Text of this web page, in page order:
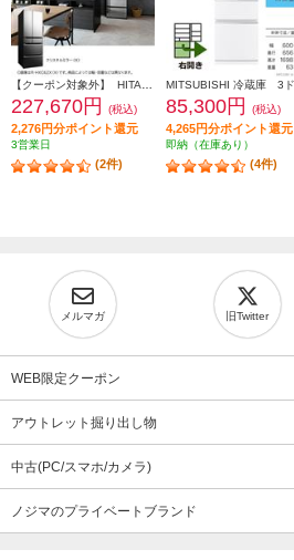
227,670円 (税込)
2,276円分ポイント還元
3営業日
(2件)
85,300円 (税込)
4,265円分ポイント還元
即納（在庫あり）
(4件)
メルマガ 旧Twitter
WEB限定クーポン
アウトレット掘り出し物
中古(PC/スマホ/カメラ)
ノジマのプライベートブランド